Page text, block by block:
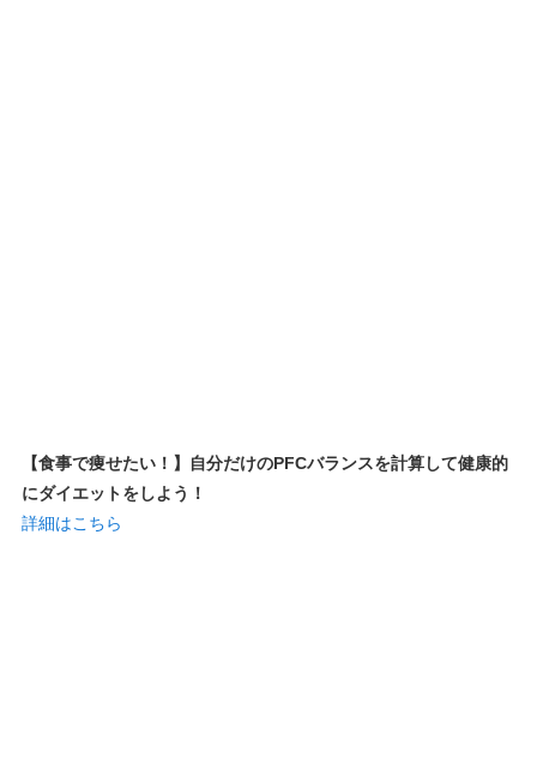
【食事で痩せたい！】自分だけのPFCバランスを計算して健康的
にダイエットをしよう！
詳細はこちら